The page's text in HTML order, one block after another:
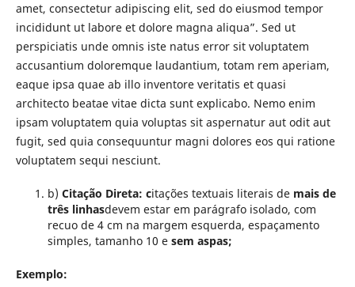
amet, consectetur adipiscing elit, sed do eiusmod tempor
incididunt ut labore et dolore magna aliqua”. Sed ut
perspiciatis unde omnis iste natus error sit voluptatem
accusantium doloremque laudantium, totam rem aperiam,
eaque ipsa quae ab illo inventore veritatis et quasi
architecto beatae vitae dicta sunt explicabo. Nemo enim
ipsam voluptatem quia voluptas sit aspernatur aut odit aut
fugit, sed quia consequuntur magni dolores eos qui ratione
voluptatem sequi nesciunt.
b) Citação Direta: citações textuais literais de mais de
três linhasdevem estar em parágrafo isolado, com
recuo de 4 cm na margem esquerda, espaçamento
simples, tamanho 10 e sem aspas;
Exemplo: